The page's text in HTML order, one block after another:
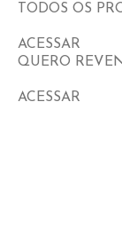
TODOS OS
ACESSAR
QUERO
ACESSAR